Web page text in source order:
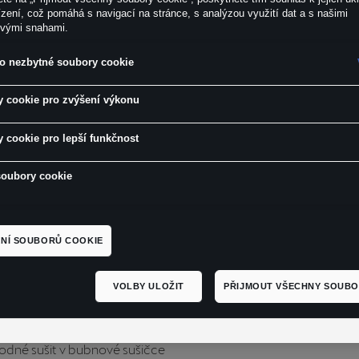
krátkým rukávem inspirované designem modelu CUPRA
střih
sušit v bubnové sušičce
což pomáhá s navigací na stránce, s analýzou využití dat a s našimi
snahami.
nezbytné soubory cookie
cookie pro zvýšení výkonu
cookie pro lepší funkčnost
cookie
SOUBORŮ COOKIE
VOLBY ULOŽIT PŘIJMOUT VŠECHNY